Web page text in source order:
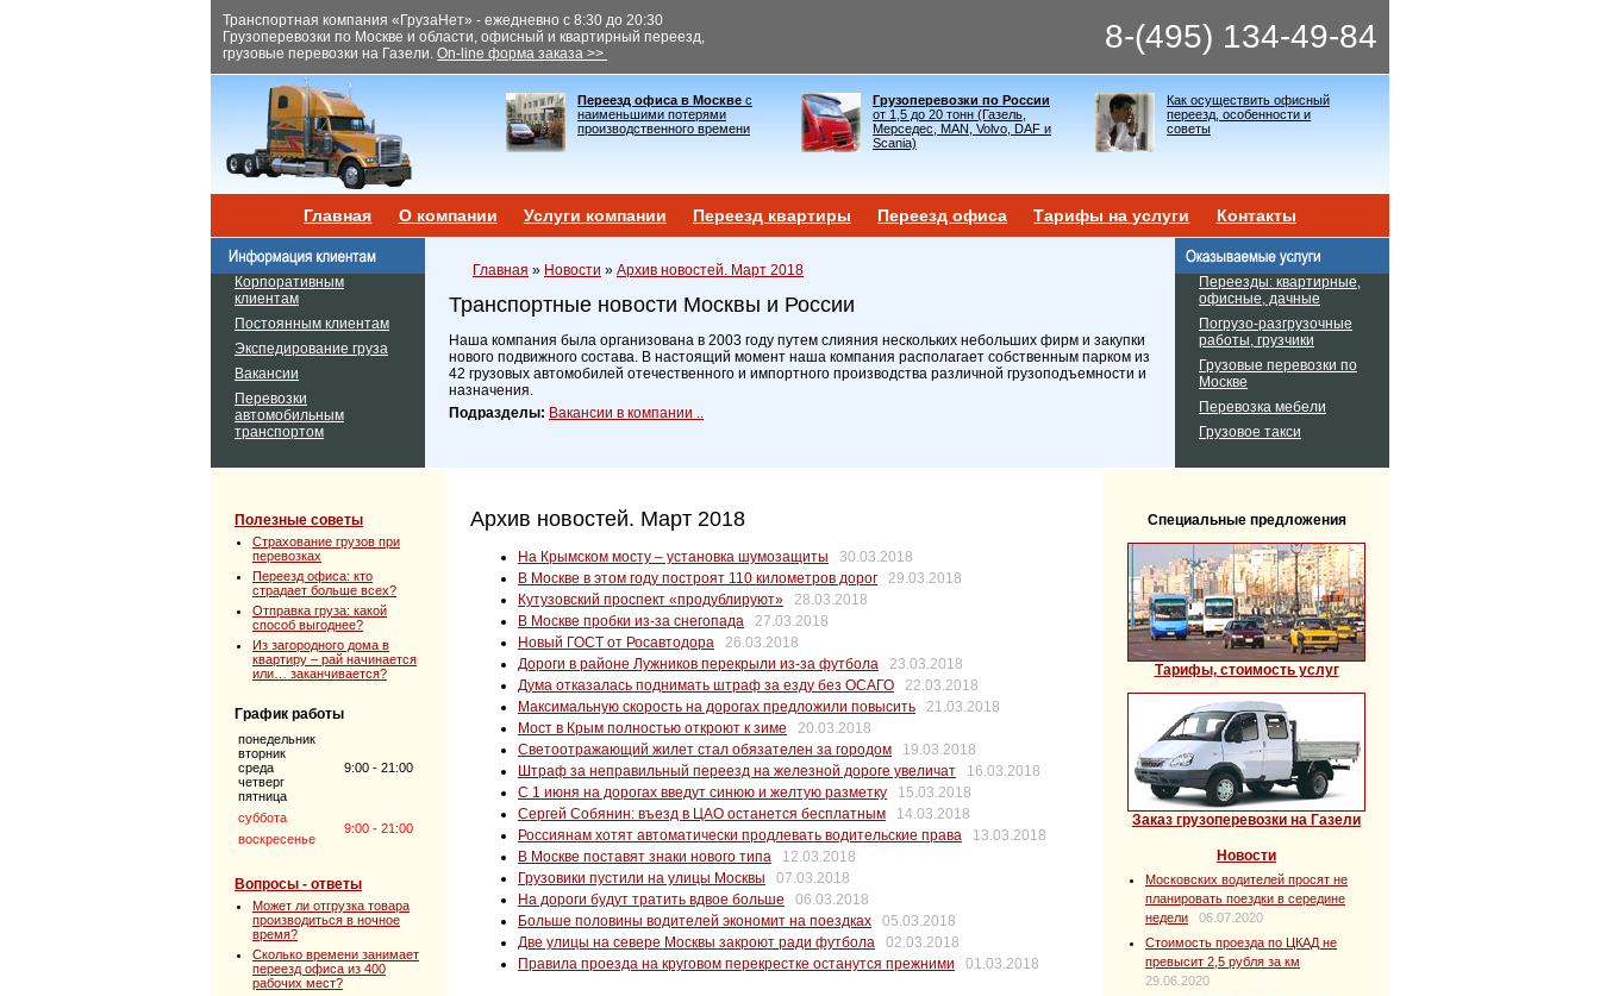
Транспортная компания «ГрузаНет» - ежедневно с 8:30 до 20:30
Грузоперевозки по Москве и области, офисный и квартирный переезд,
грузовые перевозки на Газели. On-line форма заказа >> 8-(495) 134-49-84
Переезд офиса в Москве с
наименьшими потерями
производственного времени
Грузоперевозки по России
от 1,5 до 20 тонн (Газель,
Мерседес, MAN, Volvo, DAF и
Scania)
Как осуществить офисный
переезд, особенности и
советы
Главная О компании Услуги компании Переезд квартиры Переезд офиса Тарифы на услуги Контакты
Корпоративным
клиентам
Постоянным клиентам
Экспедирование груза
Вакансии
Перевозки
автомобильным
транспортом
Главная » Новости » Архив новостей. Март 2018
Транспортные новости Москвы и России
Наша компания была организована в 2003 году путем слияния нескольких небольших фирм и закупки
нового подвижного состава. В настоящий момент наша компания располагает собственным парком из
42 грузовых автомобилей отечественного и импортного производства различной грузоподъемности и
назначения.
Подразделы: Вакансии в компании ..
Переезды: квартирные,
офисные, дачные
Погрузо-разгрузочные
работы, грузчики
Грузовые перевозки по
Москве
Перевозка мебели
Грузовое такси
Полезные советы
Страхование грузов при
перевозках
Переезд офиса: кто
страдает больше всех?
Отправка груза: какой
способ выгоднее?
Из загородного дома в
квартиру – рай начинается
или… заканчивается?
График работы
понедельник
вторник
среда
четверг
пятница
9:00 - 21:00
суббота
9:00 - 21:00
воскресенье
Вопросы - ответы
Может ли отгрузка товара
производиться в ночное
время?
Сколько времени занимает
переезд офиса из 400
рабочих мест?
Архив новостей. Март 2018
На Крымском мосту – установка шумозащиты
30.03.2018
В Москве в этом году построят 110 километров дорог
29.03.2018
Кутузовский проспект «продублируют»
28.03.2018
В Москве пробки из-за снегопада
27.03.2018
Новый ГОСТ от Росавтодора
26.03.2018
Дороги в районе Лужников перекрыли из-за футбола
23.03.2018
Дума отказалась поднимать штраф за езду без ОСАГО
22.03.2018
Максимальную скорость на дорогах предложили повысить
21.03.2018
Мост в Крым полностью откроют к зиме
20.03.2018
Светоотражающий жилет стал обязателен за городом
19.03.2018
Штраф за неправильный переезд на железной дороге увеличат
16.03.2018
С 1 июня на дорогах введут синюю и желтую разметку
15.03.2018
Сергей Собянин: въезд в ЦАО останется бесплатным
14.03.2018
Россиянам хотят автоматически продлевать водительские права
13.03.2018
В Москве поставят знаки нового типа
12.03.2018
Грузовики пустили на улицы Москвы
07.03.2018
На дороги будут тратить вдвое больше
06.03.2018
Больше половины водителей экономит на поездках
05.03.2018
Две улицы на севере Москвы закроют ради футбола
02.03.2018
Правила проезда на круговом перекрестке останутся прежними
01.03.2018
Специальные предложения
Тарифы, стоимость услуг
Заказ грузоперевозки на Газели
Новости
Московских водителей просят не
планировать поездки в середине
недели
06.07.2020
Стоимость проезда по ЦКАД не
превысит 2,5 рубля за км
29.06.2020